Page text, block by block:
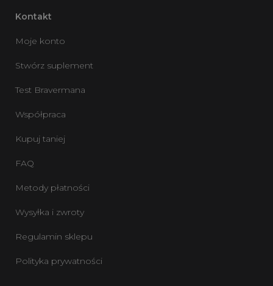
Kontakt
Moje konto
Stwórz suplement
Test Bravermana
Współpraca
Kupuj taniej
FAQ
Metody płatności
Wysyłka i zwroty
Regulamin sklepu
Polityka prywatności